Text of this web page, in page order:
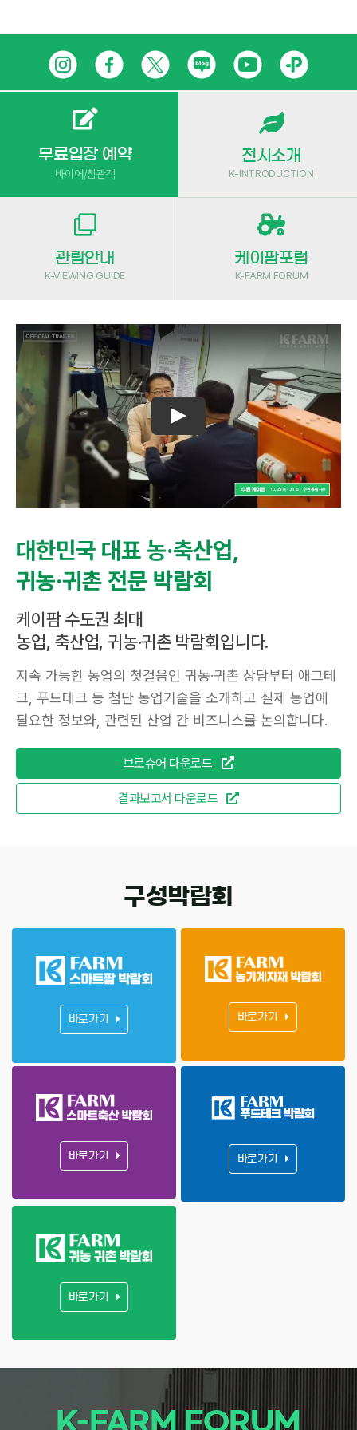
인
스
타
그
램
페
이
스
북
트
위
네
이
유
튜
브
카
카
오
톡
플
러
스
친
무료입장 예약
바이어/참관객
전시소개
K-INTRODUCTION
관람안내
K-VIEWING GUIDE
케이팜포럼
K-FARM FORUM
대한민국 대표 농·축산업,
귀농·귀촌 전문 박람회
케이팜 수도권 최대
농업, 축산업, 귀농·귀촌 박람회입니다.
지속 가능한 농업의 첫걸음인 귀농·귀촌 상담부터 애그테
크, 푸드테크 등 첨단 농업기술을 소개하고 실제 농업에
필요한 정보와, 관련된 산업 간 비즈니스를 논의합니다.
브로슈어 다운로드
결과보고서 다운로드
구성박람회
바로가기 바로가기
바로가기 바로가기
바로가기
K-FARM FORUM